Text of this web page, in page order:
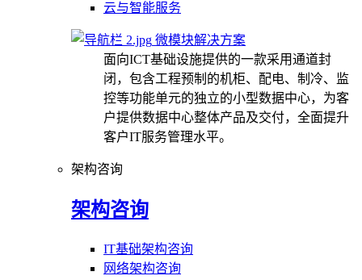
云与智能服务
微模块解决方案
面向ICT基础设施提供的一款采用通道封
闭，包含工程预制的机柜、配电、制冷、监
控等功能单元的独立的小型数据中心，为客
户提供数据中心整体产品及交付，全面提升
客户IT服务管理水平。
架构咨询
架构咨询
IT基础架构咨询
网络架构咨询